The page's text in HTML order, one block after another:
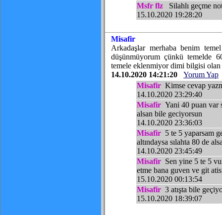
Msfr flz
Silahlı geçme
15.10.2020 19:28:20
Misafir
Arkadaşlar merhaba benim
düşünmüyorum çünkü temelde
temele eklenmiyor dimi bilgisi olan
14.10.2020 14:21:20
Yorum Yap
Misafir Kimse cevap
14.10.2020 23:29:40
Misafir Yani 40 puan var
alsan bile geciyorsun
14.10.2020 23:36:03
Misafir 5 te 5 yaparsam
altındaysa sılahta 80 de
14.10.2020 23:45:49
Misafir Sen yine 5 te 5
etme bana guven ve git
15.10.2020 00:13:54
Misafir 3 atışta bile
15.10.2020 18:39:07